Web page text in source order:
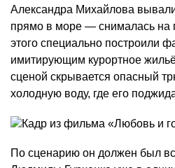
Александра Михайлова
прямо в море — снималась на
этого специально построили
имитирующим курортное
сценой скрывается опасный
холодную воду, где его
По сценарию он должен был